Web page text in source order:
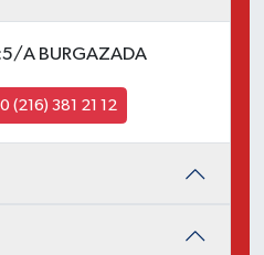
A BURGAZADA
0 (216) 381 21 12